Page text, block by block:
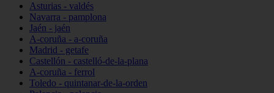
Asturias - valdés
Navarra - pamplona
Jaén - jaén
A-coruña - a-coruña
Madrid - getafe
Castellón - castelló-de-la-plana
A-coruña - ferrol
Toledo - quintanar-de-la-orden